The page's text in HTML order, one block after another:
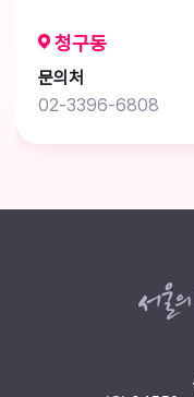
청구동
문의처
02-3396-6808